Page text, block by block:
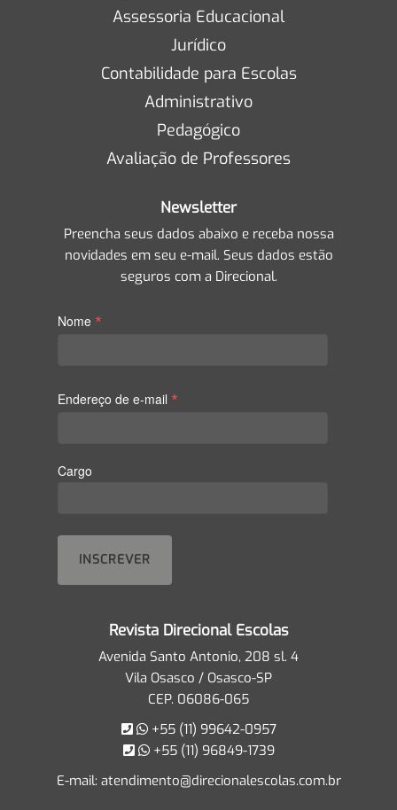
Assessoria Educacional
Jurídico
Contabilidade para Escolas
Administrativo
Pedagógico
Avaliação de Professores
Newsletter
Preencha seus dados abaixo e receba nossa
novidades em seu e-mail. Seus dados estão
seguros com a Direcional.
Nome *
Endereço de e-mail *
Cargo
Revista Direcional Escolas
Avenida Santo Antonio, 208 sl. 4
Vila Osasco / Osasco-SP
CEP. 06086-065
+55 (11) 99642-0957
+55 (11) 96849-1739
E-mail: atendimento@direcionalescolas.com.br